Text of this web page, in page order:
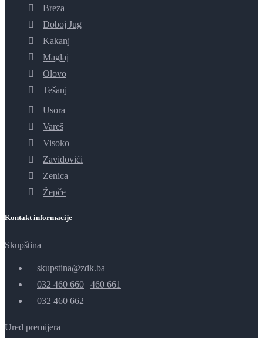
Breza
Doboj Jug
Kakanj
Maglaj
Olovo
Tešanj
Usora
Vareš
Visoko
Zavidovići
Zenica
Žepče
Kontakt informacije
Skupština
skupstina@zdk.ba
032 460 660 | 460 661
032 460 662
Ured premijera